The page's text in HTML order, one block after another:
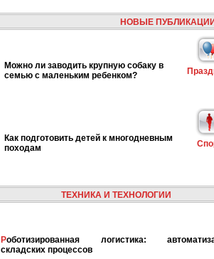
НОВЫЕ
Можно ли заводить крупную собаку в
семью с маленьким ребенком?
Как подготовить детей к многодневным
походам
ТЕХНИКА И ТЕХНОЛОГИИ
Роботизированная логистика: автоматизация
складских процессов